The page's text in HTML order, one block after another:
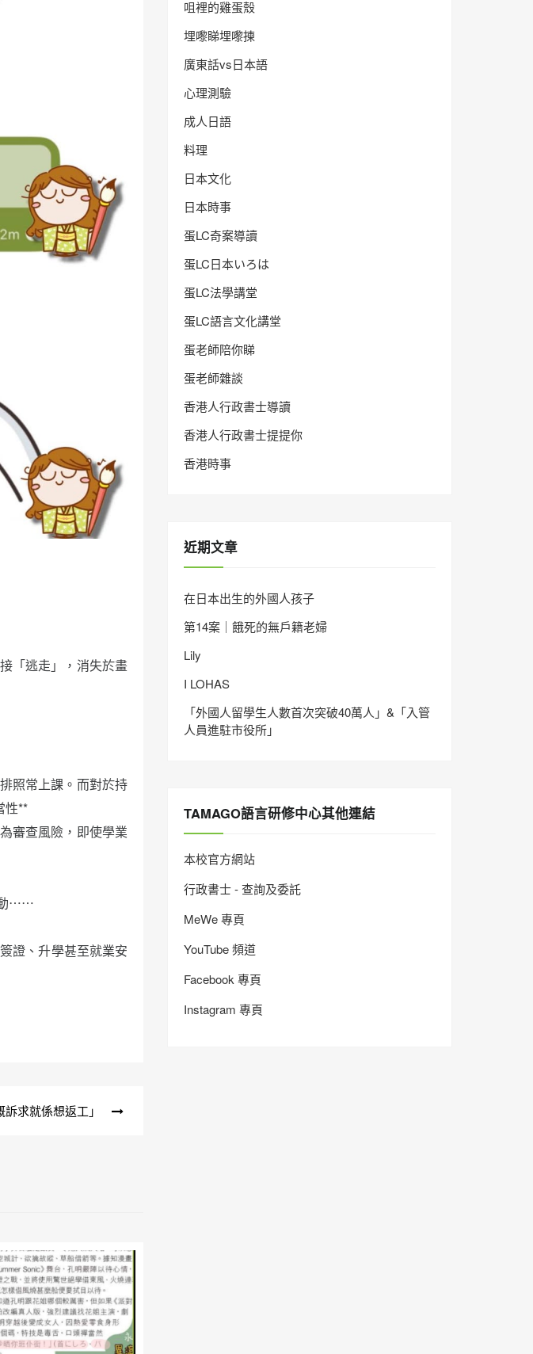
「逃走」，消失於畫
照常上課。而對於持
性**
審查風險，即使學業
動⋯⋯
證、升學甚至就業安
訴求就係想返工」
咀裡的雞蛋殼
埋嚟睇埋嚟揀
廣東話vs日本語
心理測驗
成人日語
料理
日本文化
日本時事
蛋LC奇案導讀
蛋LC日本いろは
蛋LC法學講堂
蛋LC語言文化講堂
蛋老師陪你睇
蛋老師雜談
香港人行政書士導讀
香港人行政書士提提你
香港時事
近期文章
在日本出生的外國人孩子
第14案｜餓死的無戶籍老婦
Lily
I LOHAS
「外國人留學生人數首次突破40萬人」&「入管
人員進駐市役所」
TAMAGO語言研修中心其他連結
本校官方網站
行政書士 - 查詢及委託
MeWe 專頁
YouTube 頻道
Facebook 專頁
Instagram 專頁